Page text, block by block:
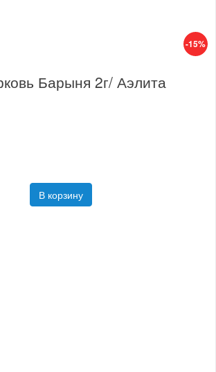
-15%
Барыня 2г/ Аэлита
В корзину